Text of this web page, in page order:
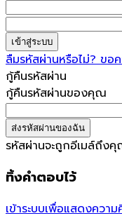
ลืมรหัสผ่านหรือไม่? ขอ
กู้คืนรหัสผ่าน
กู้คืนรหัสผ่านของคุณ
รหัสผ่านจะถูกอีเมล์ถึง
ทิ้งคำตอบไว้
เข้าระบบเพื่อแสดงควา